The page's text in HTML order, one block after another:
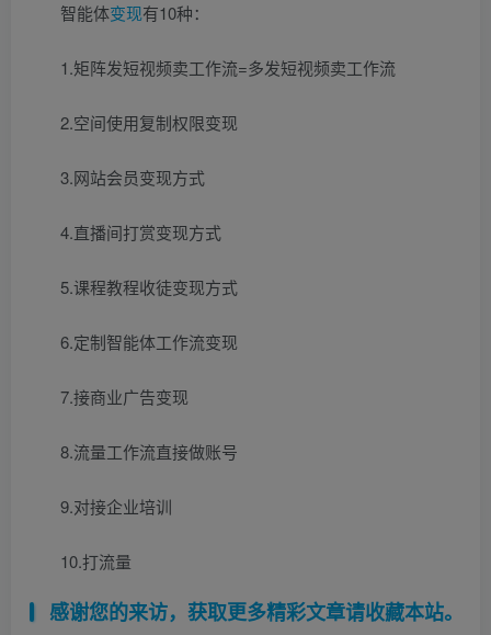
智能体变现有10种：
1.矩阵发短视频卖工作流=多发短视频卖工作流
2.空间使用复制权限变现
3.网站会员变现方式
4.直播间打赏变现方式
5.课程教程收徒变现方式
6.定制智能体工作流变现
7.接商业广告变现
8.流量工作流直接做账号
9.对接企业培训
10.打流量
感谢您的来访，获取更多精彩文章请收藏本站。